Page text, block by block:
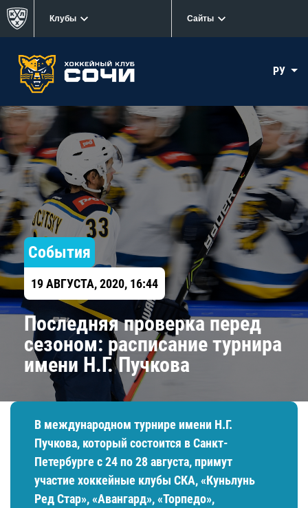
Клубы Сайты
РУ
События
19 АВГУСТА, 2020, 16:44
Последняя проверка перед
сезоном: расписание турнира
имени Н.Г. Пучкова
В международном турнире имени Н.Г.
Пучкова, который состоится в Санкт-
Петербурге с 24 по 28 августа, примут
участие хоккейные клубы СКА, «Куньлунь
Ред Стар», «Авангард», «Торпедо»,